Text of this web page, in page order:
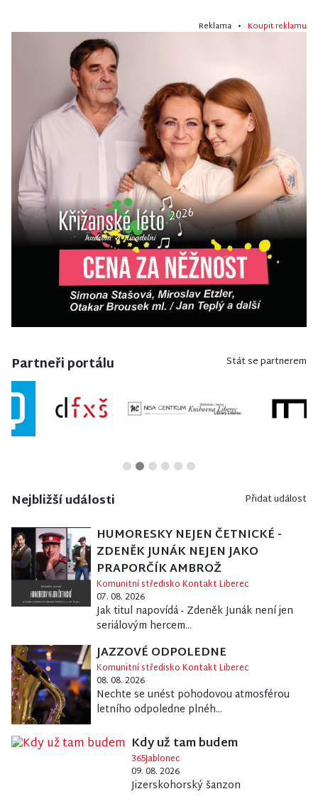
Reklama • Koupit reklamu
Partneři portálu Stát se partnerem
Nejbližší události Přidat událost
HUMORESKY NEJEN ČETNICKÉ -
ZDENĚK JUNÁK NEJEN JAKO
PRAPORČÍK AMBROŽ
Komunitní středisko Kontakt Liberec
07. 08. 2026
Jak titul napovídá - Zdeněk Junák není jen
seriálovým hercem...
JAZZOVÉ ODPOLEDNE
Komunitní středisko Kontakt Liberec
08. 08. 2026
Nechte se unést pohodovou atmosférou
letního odpoledne plnéh...
Kdy už tam budem
365Jablonec
09. 08. 2026
Jizerskohorský šanzon